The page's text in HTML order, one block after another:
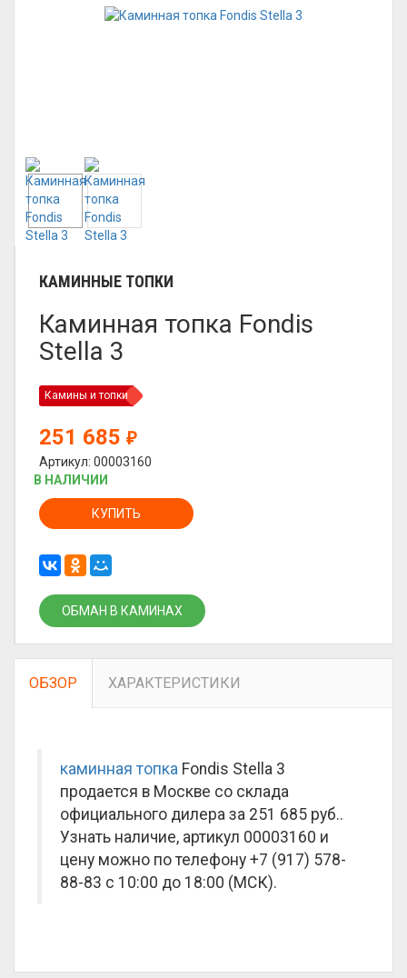
КАМИННЫЕ ТОПКИ
Каминная топка Fondis
Stella 3
Камины и топки
251 685 ₽
Артикул: 00003160
В НАЛИЧИИ
КУПИТЬ
ОБМАН В КАМИНАХ
ОБЗОР ХАРАКТЕРИСТИКИ
каминная топка Fondis Stella 3
продается в Москве со склада
официального дилера за 251 685 руб..
Узнать наличие, артикул 00003160 и
цену можно по телефону +7 (917) 578-
88-83 с 10:00 до 18:00 (МСК).